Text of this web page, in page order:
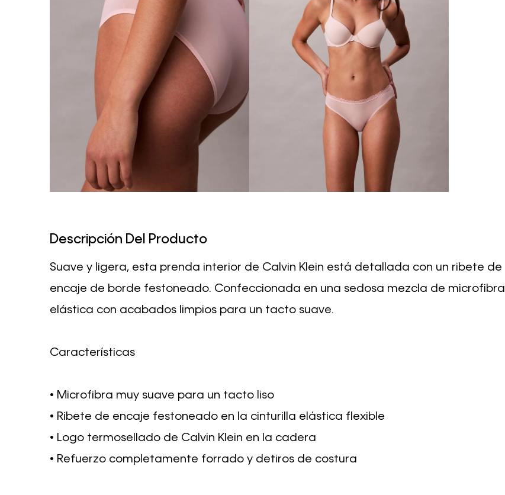
Descripción Del Producto
Suave y ligera, esta prenda interior de Calvin Klein está detallada con un ribete de
encaje de borde festoneado. Confeccionada en una sedosa mezcla de microfibra
elástica con acabados limpios para un tacto suave.
Características
• Microfibra muy suave para un tacto liso
• Ribete de encaje festoneado en la cinturilla elástica flexible
• Logo termosellado de Calvin Klein en la cadera
• Refuerzo completamente forrado y detiros de costura